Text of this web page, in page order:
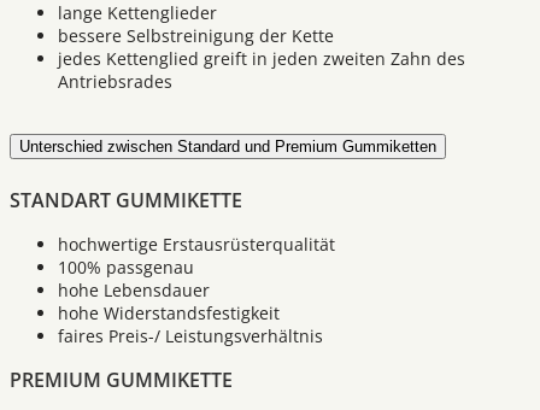
lange Kettenglieder
bessere Selbstreinigung der Kette
jedes Kettenglied greift in jeden zweiten Zahn des
Antriebsrades
Unterschied zwischen Standard und Premium Gummiketten
STANDART GUMMIKETTE
hochwertige Erstausrüsterqualität
100% passgenau
hohe Lebensdauer
hohe Widerstandsfestigkeit
faires Preis-/ Leistungsverhältnis
PREMIUM GUMMIKETTE